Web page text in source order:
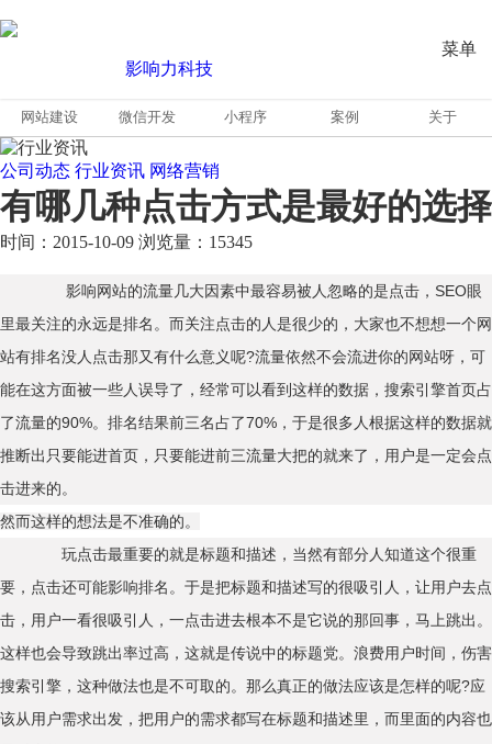
菜单
网站建设 微信开发 小程序 案例 关于
公司动态 行业资讯 网络营销
有哪几种点击方式是最好的选择
时间：2015-10-09 浏览量：15345
影响网站的流量几大因素中最容易被人忽略的是点击，SEO眼
里最关注的永远是排名。而关注点击的人是很少的，大家也不想想一个网
站有排名没人点击那又有什么意义呢?流量依然不会流进你的网站呀，可
能在这方面被一些人误导了，经常可以看到这样的数据，搜索引擎首页占
了流量的90%。排名结果前三名占了70%，于是很多人根据这样的数据就
推断出只要能进首页，只要能进前三流量大把的就来了，用户是一定会点
击进来的。
然而这样的想法是不准确的。
玩点击最重要的就是标题和描述，当然有部分人知道这个很重
要，点击还可能影响排名。于是把标题和描述写的很吸引人，让用户去点
击，用户一看很吸引人，一点击进去根本不是它说的那回事，马上跳出。
这样也会导致跳出率过高，这就是传说中的标题党。浪费用户时间，伤害
搜索引擎，这种做法也是不可取的。那么真正的做法应该是怎样的呢?应
该从用户需求出发，把用户的需求都写在标题和描述里，而里面的内容也